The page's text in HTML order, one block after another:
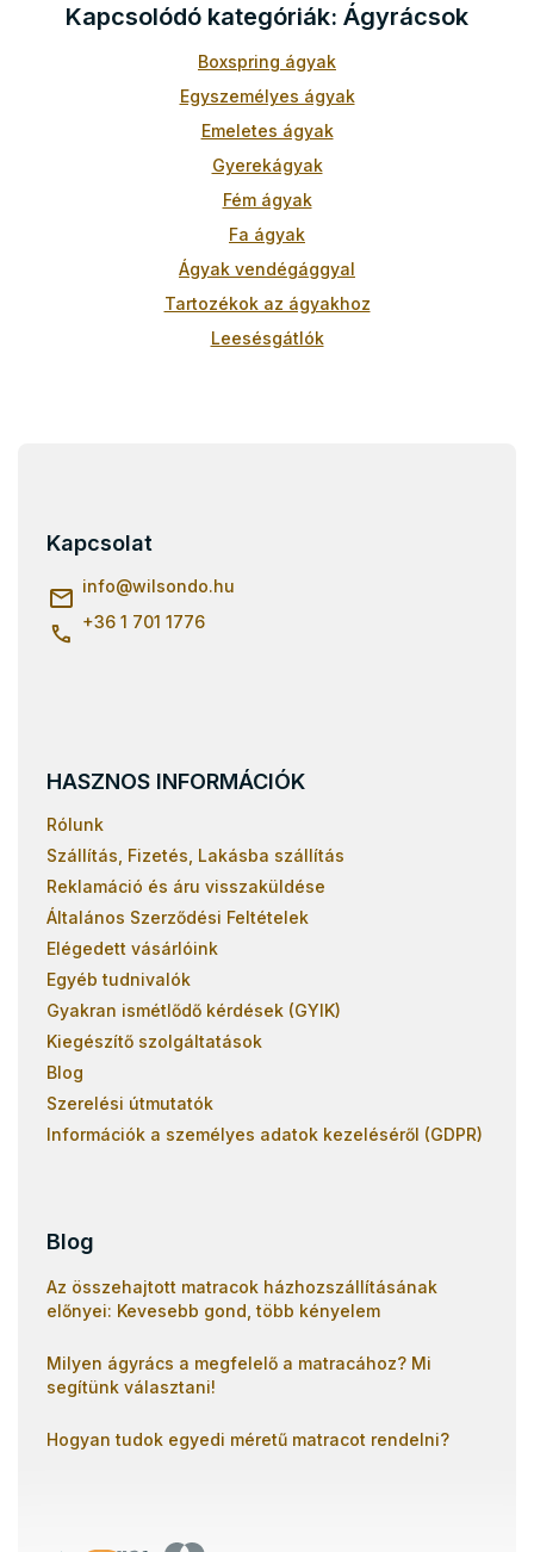
n
y
í
t
á
s
e
l
e
e
i
Kapcsolódó kategóriák: Ágyrácsok
Boxspring ágyak
Egyszemélyes ágyak
Emeletes ágyak
Gyerekágyak
Fém ágyak
Fa ágyak
Ágyak vendégággyal
Tartozékok az ágyakhoz
Leesésgátlók
Ágyrácsok 80x160
Ágyrácsok 70x160
Ágyrácsok 90x190
Kapcsolat
info@wilsondo.hu
+36 1 701 1776
HASZNOS INFORMÁCIÓK
Rólunk
Szállítás, Fizetés, Lakásba szállítás
Reklamáció és áru visszaküldése
Általános Szerződési Feltételek
Elégedett vásárlóink
Egyéb tudnivalók
Gyakran ismétlődő kérdések (GYIK)
Kiegészítő szolgáltatások
Blog
Szerelési útmutatók
Információk a személyes adatok kezeléséről (GDPR)
Blog
Az összehajtott matracok házhozszállításának
előnyei: Kevesebb gond, több kényelem
Milyen ágyrács a megfelelő a matracához? Mi
segítünk választani!
Hogyan tudok egyedi méretű matracot rendelni?